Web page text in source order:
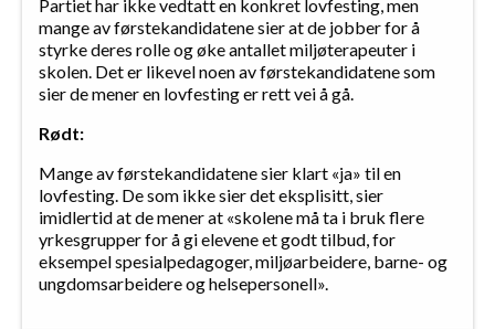
Partiet har ikke vedtatt en konkret lovfesting, men
mange av førstekandidatene sier at de jobber for å
styrke deres rolle og øke antallet miljøterapeuter i
skolen. Det er likevel noen av førstekandidatene som
sier de mener en lovfesting er rett vei å gå.
Rødt:
Mange av førstekandidatene sier klart «ja» til en
lovfesting. De som ikke sier det eksplisitt, sier
imidlertid at de mener at «skolene må ta i bruk flere
yrkesgrupper for å gi elevene et godt tilbud, for
eksempel spesialpedagoger, miljøarbeidere, barne- og
ungdomsarbeidere og helsepersonell».